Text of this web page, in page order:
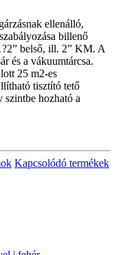
ellenálló,
billenő
belső, ill. 2” KM. A
és a vákuumtárcsa.
25 m2-es
tisztító tető
szintbe hozható a
Kapcsolódó termékek